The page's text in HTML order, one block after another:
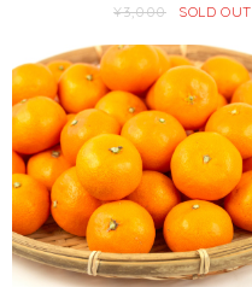
¥3,000 SOLD OUT